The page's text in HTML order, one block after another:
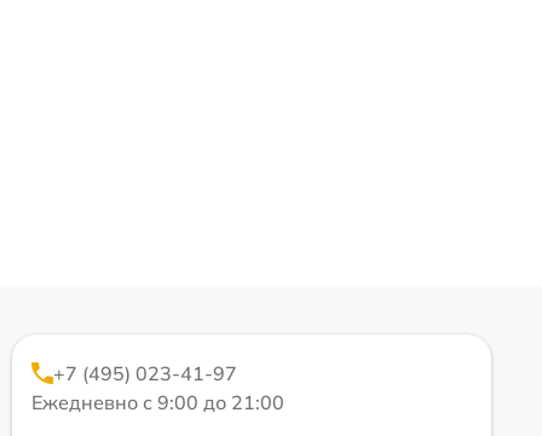
+7 (495) 023-41-97
Ежедневно с 9:00 до 21:00